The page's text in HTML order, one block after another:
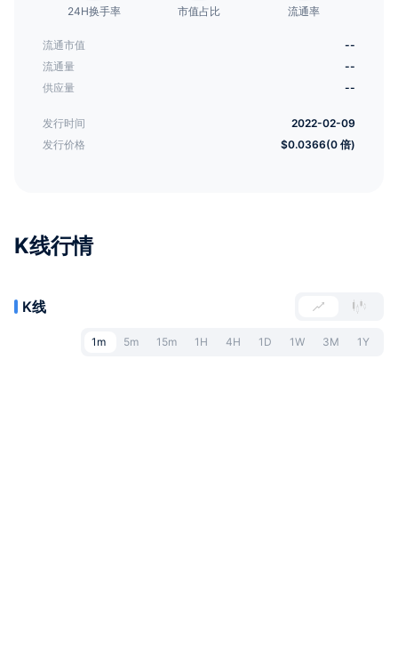
24H换手率 市值占比 流通率
流通市值
--
流通量
--
供应量
--
发行时间
2022-02-09
发行价格
$0.0366(0 倍)
K线行情
K线
1m 5m 15m 1H 4H 1D 1W 3M 1Y